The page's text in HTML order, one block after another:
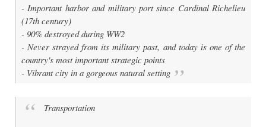
- Important harbor and military port since Cardinal Richelieu
(17th century)
- 90% destroyed during WW2
- Never strayed from its military past, and today is one of the
country's most important strategic points
- Vibrant city in a gorgeous natural setting
Transportation